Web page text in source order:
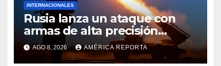
INTERNACIONALES
Rusia lanza un ataque con
armas de alta precisión
contra la industria militar en
Kiev
AGO 8, 2026 AMÉRICA REPORTA